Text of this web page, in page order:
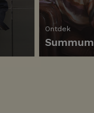
Ontdek
Summum